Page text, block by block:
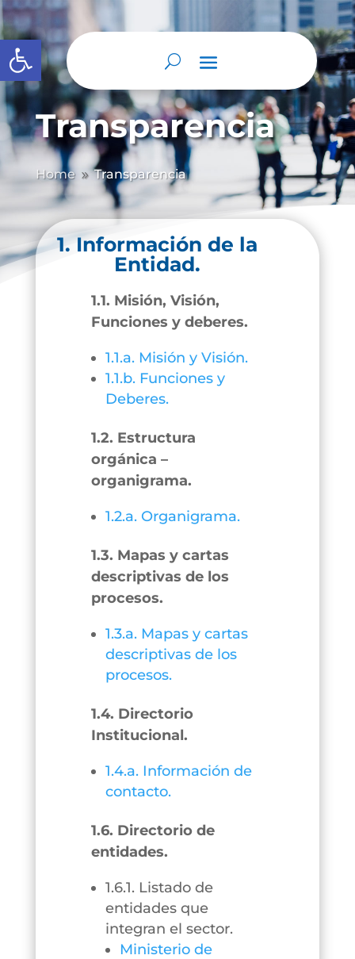
Abrir barra de herramientas
Transparencia
Home 9 Transparencia
1. Información de la
Entidad.
1.1. Misión, Visión,
Funciones y deberes.
1.1.a. Misión y Visión.
1.1.b. Funciones y
Deberes.
1.2. Estructura
orgánica –
organigrama.
1.2.a. Organigrama.
1.3. Mapas y cartas
descriptivas de los
procesos.
1.3.a. Mapas y cartas
descriptivas de los
procesos.
1.4. Directorio
Institucional.
1.4.a. Información de
contacto.
1.6. Directorio de
entidades.
1.6.1. Listado de
entidades que
integran el sector.
Ministerio de